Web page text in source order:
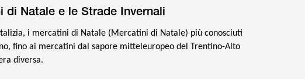
Natale e le Strade Invernali
i mercatini di Natale (Mercatini di Natale) più conosciuti
fino ai mercatini dal sapore mitteleuropeo del Trentino-Alto
diversa.